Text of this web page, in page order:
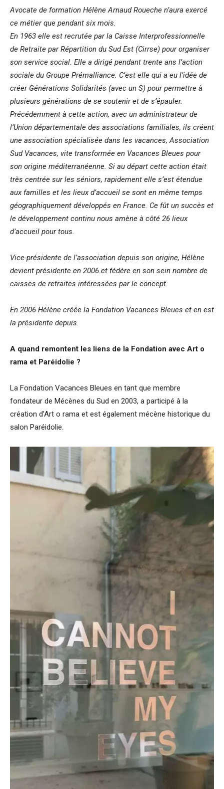
Avocate de formation Hélène Arnaud Roueche n’aura exercé
ce métier que pendant six mois.
En 1963 elle est recrutée par la Caisse Interprofessionnelle
de Retraite par Répartition du Sud Est (Cirrse) pour organiser
son service social. Elle a dirigé pendant trente ans l’action
sociale du Groupe Prémalliance. C’est elle qui a eu l’idée de
créer Générations Solidarités (avec un S) pour permettre à
plusieurs générations de se soutenir et de s’épauler.
Précédemment à cette action, avec un administrateur de
l’Union départementale des associations familiales, ils créent
une association spécialisée dans les vacances, Association
Sud Vacances, vite transformée en Vacances Bleues pour
son origine méditerranéenne. Si au départ cette action était
très centrée sur les séniors, rapidement elle s’est étendue
aux familles et les lieux d’accueil se sont en même temps
géographiquement développés en France. Ce fût un succès et
le développement continu nous amène à côté 26 lieux
d’accueil pour tous.
Vice-présidente de l’association depuis son origine, Hélène
devient présidente en 2006 et fédère en son sein nombre de
caisses de retraites intéressées par le concept.
En 2006 Hélène créée la Fondation Vacances Bleues et en est
la présidente depuis.
A quand remontent les liens de la Fondation avec Art o
rama et Paréidolie ?
La Fondation Vacances Bleues en tant que membre
fondateur de Mécènes du Sud en 2003, a participé à la
création d’Art o rama et est également mécène historique du
salon Paréidolie.